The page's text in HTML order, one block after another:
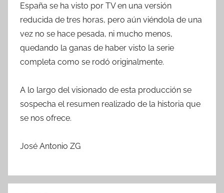
España se ha visto por TV en una versión
reducida de tres horas, pero aún viéndola de una
vez no se hace pesada, ni mucho menos,
quedando la ganas de haber visto la serie
completa como se rodó originalmente.
A lo largo del visionado de esta producción se
sospecha el resumen realizado de la historia que
se nos ofrece.
José Antonio ZG